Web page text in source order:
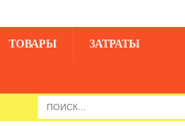
ТОВАРЫ
ЗАТРАТЫ